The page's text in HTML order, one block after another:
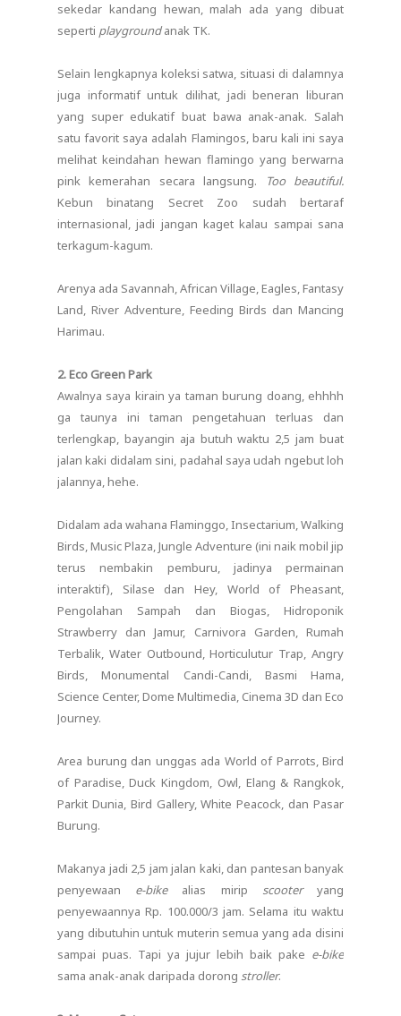
sekedar kandang hewan, malah ada yang dibuat
seperti playgroundanak TK.
Selain lengkapnya koleksi satwa, situasi di dalamnya
juga informatif untuk dilihat, jadi beneran liburan
yang super edukatif buat bawa anak-anak. Salah
satu favorit saya adalah Flamingos, baru kali ini saya
melihat keindahan hewan flamingo yang berwarna
pink kemerahan secara langsung.
Too beautiful.
Kebun binatang Secret Zoo sudah bertaraf
internasional, jadi jangan kaget kalau sampai sana
terkagum-kagum.
Arenya ada Savannah, African Village, Eagles, Fantasy
Land, River Adventure, Feeding Birds dan Mancing
Harimau.
2. Eco Green Park
Awalnya saya kirain ya taman burung doang, ehhhh
ga taunya ini taman pengetahuan terluas dan
terlengkap, bayangin aja butuh waktu 2,5 jam buat
jalan kaki didalam sini, padahal saya udah ngebut loh
jalannya, hehe.
Didalam ada wahana Flaminggo, Insectarium, Walking
Birds, Music Plaza, Jungle Adventure (ini naik mobil jip
terus nembakin pemburu, jadinya permainan
interaktif), Silase dan Hey, World of Pheasant,
Pengolahan Sampah dan Biogas, Hidroponik
Strawberry dan Jamur, Carnivora Garden, Rumah
Terbalik, Water Outbound, Horticulutur Trap, Angry
Birds, Monumental Candi-Candi, Basmi Hama,
Science Center, Dome Multimedia, Cinema 3D dan Eco
Journey.
Area burung dan unggas ada World of Parrots, Bird
of Paradise, Duck Kingdom, Owl, Elang & Rangkok,
Parkit Dunia, Bird Gallery, White Peacock, dan Pasar
Burung.
Makanya jadi 2,5 jam jalan kaki, dan pantesan banyak
penyewaan e-bikealias mirip scooteryang
penyewaannya Rp. 100.000/3 jam. Selama itu waktu
yang dibutuhin untuk muterin semua yang ada disini
sampai puas. Tapi ya jujur lebih baik pake e-bike
sama anak-anak daripada dorong stroller.